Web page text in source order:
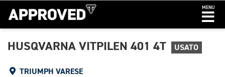
MENU
HUSQVARNA VITPILEN 401 4T USATO
TRIUMPH VARESE